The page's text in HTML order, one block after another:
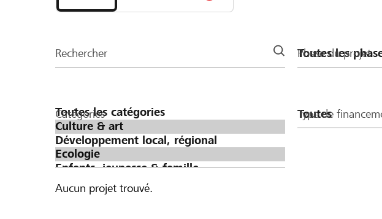
et
la
Rechercher Phase du projet
Catégories Type de
Aucun projet trouvé.